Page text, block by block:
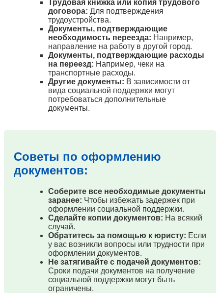
Трудовая книжка или копия трудового
договора: Для подтверждения
трудоустройства.
Документы, подтверждающие
необходимость переезда: Например,
направление на работу в другой город.
Документы, подтверждающие расходы
на переезд: Например, чеки на
транспортные расходы.
Другие документы: В зависимости от
вида социальной поддержки могут
потребоваться дополнительные
документы.
Советы по оформлению
документов:
Соберите все необходимые документы
заранее: Чтобы избежать задержек при
оформлении социальной поддержки.
Сделайте копии документов: На всякий
случай.
Обратитесь за помощью к юристу: Если
у вас возникли вопросы или трудности при
оформлении документов.
Не затягивайте с подачей документов:
Сроки подачи документов на получение
социальной поддержки могут быть
ограничены.